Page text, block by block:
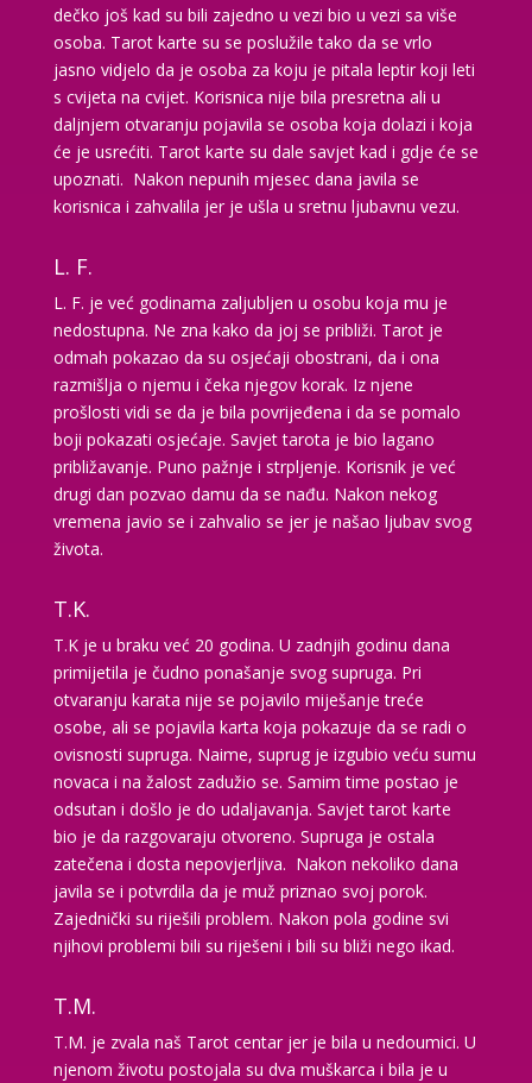
TEHNIKE:tarot, psihološki razgovori
Broj tel: 064/600-600
tel:0,93€ - mob:1,12€ min
KATARINA
/ Kod 45
TEHNIKE:
Broj tel: 064/600-600
tel:0,93€ - mob:1,12€ min
SARA/ Kod 01
Tarot savjetnik je zauzet
TEHNIKE:
MAJA/ Kod 04
Tarot savjetnik je zauzet
TEHNIKE:tarot, detekcija i skidanje uroka, vidovitost,
visak, sudbinske karte, numerologija, energija na daljinu,
energetsko čišćenje aure, anđeoske karte
Broj tel: 064/600-600
tel:0,93€ - mob:1,12€ min
Tarot savjetnik je slobodan
dečko još kad su bili zajedno u vezi bio u vezi sa više
osoba. Tarot karte su se poslužile tako da se vrlo
jasno vidjelo da je osoba za koju je pitala leptir koji leti
s cvijeta na cvijet. Korisnica nije bila presretna ali u
daljnjem otvaranju pojavila se osoba koja dolazi i koja
će je usrećiti. Tarot karte su dale savjet kad i gdje će se
upoznati. Nakon nepunih mjesec dana javila se
korisnica i zahvalila jer je ušla u sretnu ljubavnu vezu.
L. F.
L. F. je već godinama zaljubljen u osobu koja mu je
nedostupna. Ne zna kako da joj se približi. Tarot je
odmah pokazao da su osjećaji obostrani, da i ona
razmišlja o njemu i čeka njegov korak. Iz njene
prošlosti vidi se da je bila povrijeđena i da se pomalo
boji pokazati osjećaje. Savjet tarota je bio lagano
približavanje. Puno pažnje i strpljenje. Korisnik je već
drugi dan pozvao damu da se nađu. Nakon nekog
vremena javio se i zahvalio se jer je našao ljubav svog
života.
T.K.
T.K je u braku već 20 godina. U zadnjih godinu dana
primijetila je čudno ponašanje svog supruga. Pri
otvaranju karata nije se pojavilo miješanje treće
osobe, ali se pojavila karta koja pokazuje da se radi o
ovisnosti supruga. Naime, suprug je izgubio veću sumu
novaca i na žalost zadužio se. Samim time postao je
odsutan i došlo je do udaljavanja. Savjet tarot karte
bio je da razgovaraju otvoreno. Supruga je ostala
zatečena i dosta nepovjerljiva. Nakon nekoliko dana
javila se i potvrdila da je muž priznao svoj porok.
Zajednički su riješili problem. Nakon pola godine svi
njihovi problemi bili su riješeni i bili su bliži nego ikad.
T.M.
T.M. je zvala naš Tarot centar jer je bila u nedoumici. U
njenom životu postojala su dva muškarca i bila je u